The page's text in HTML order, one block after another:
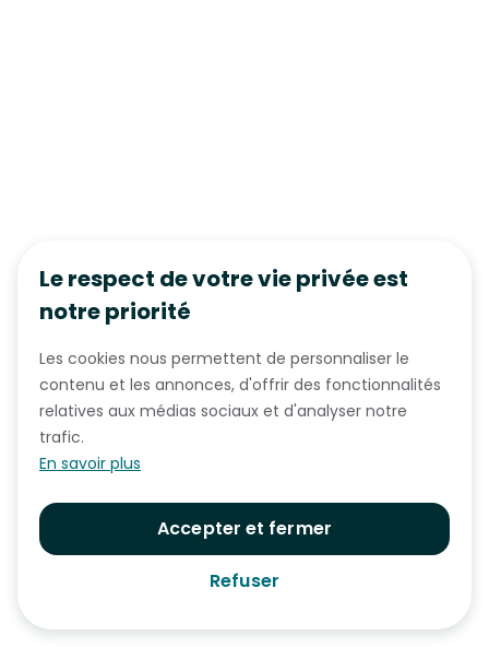
Le respect de votre vie privée est
notre priorité
Les cookies nous permettent de personnaliser le
contenu et les annonces, d'offrir des fonctionnalités
relatives aux médias sociaux et d'analyser notre
trafic.
En savoir plus
Accepter et fermer
Refuser